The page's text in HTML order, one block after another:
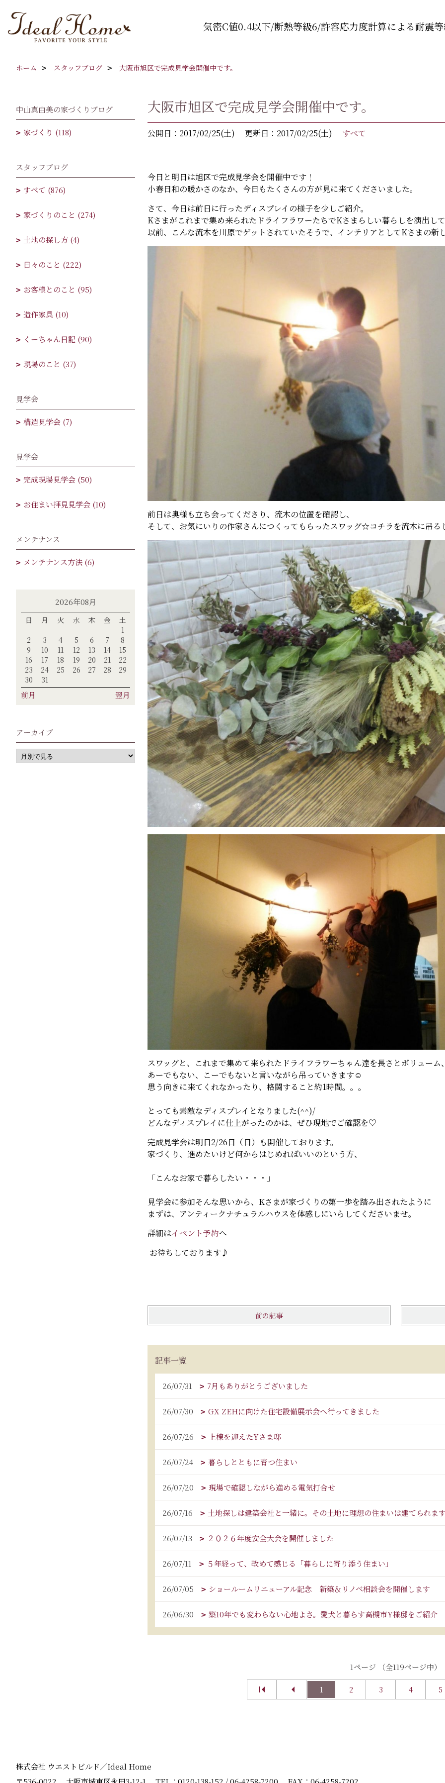
気密C値0.4以下/断熱等級6/許容応力度計算による耐震
ホーム スタッフブログ 大阪市旭区で完成見学会開催中です。
大阪市旭区で完成見学会開催中です。
公開日：2017/02/25(土) 更新日：2017/02/25(土) すべて
今日と明日は旭区で完成見学会を開催中です！
小春日和の暖かさのなか、今日もたくさんの方が見に来てくださいました。
さて、今日は前日に行ったディスプレイの様子を少しご紹介。
Kさまがこれまで集め来られたドライフラワーたちでKさまらしい暮らしを演出し
以前、こんな流木を川原でゲットされていたそうで、インテリアとしてKさまの新
前日は奥様も立ち会ってくださり、流木の位置を確認し、
そして、お気にいりの作家さんにつくってもらったスワッグ☆コチラを流木に吊る
スワッグと、これまで集めて来られたドライフラワーちゃん達を長さとボリュー
あーでもない、こーでもないと言いながら吊っていきます☺
思う向きに来てくれなかったり、格闘すること約1時間。。。
とっても素敵なディスプレイとなりました(^^)/
どんなディスプレイに仕上がったのかは、ぜひ現地でご確認を♡
完成見学会は明日2/26日（日）も開催しております。
家づくり、進めたいけど何からはじめればいいのという方、
「こんなお家で暮らしたい・・・」
見学会に参加そんな思いから、Kさまが家づくりの第一歩を踏み出されたように
まずは、アンティークナチュラルハウスを体感しにいらしてくださいませ。
詳細はイベント予約へ
お待ちしております♪
前の記事
記事一覧
26/07/31 7月もありがとうございました
26/07/30 GX ZEHに向けた住宅設備展示会へ行ってきました
26/07/26 上棟を迎えたYさま邸
26/07/24 暮らしとともに育つ住まい
26/07/20 現場で確認しながら進める電気打合せ
26/07/16 土地探しは建築会社と一緒に。その土地に理想の住まいは建てられま
26/07/13 ２０２６年度安全大会を開催しました
26/07/11 ５年経って、改めて感じる「暮らしに寄り添う住まい」
26/07/05 ショールームリニューアル記念 新築＆リノベ相談会を開催します
26/06/30 築10年でも変わらない心地よさ。愛犬と暮らす高槻市Y様邸をご紹介
1ページ （全119ページ中）
1 2 3 4 5
中山真由美の家づくりブログ
家づくり (118)
スタッフブログ
すべて (876)
家づくりのこと (274)
土地の探し方 (4)
日々のこと (222)
お客様とのこと (95)
造作家具 (10)
くーちゃん日記 (90)
現場のこと (37)
見学会
構造見学会 (7)
見学会
完成現場見学会 (50)
お住まい拝見見学会 (10)
メンテナンス
メンテナンス方法 (6)
2026年08月
日 月 火 水 木 金
土
1
2
3 4 5 6 7
8
9
10 11 12 13 14
15
16
17 18 19 20 21
22
23
24 25 26 27 28
29
30
31
前月 翌月
アーカイブ
株式会社 ウエストビルド／Ideal Home